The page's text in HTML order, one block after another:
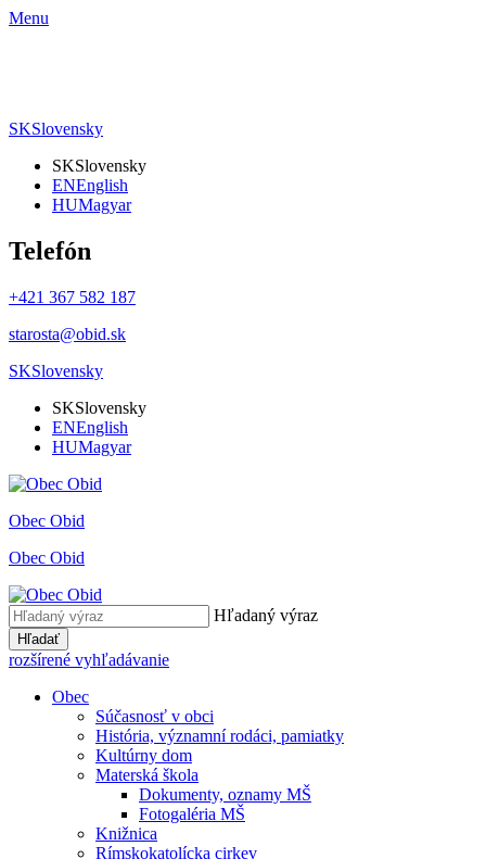
Menu
SKSlovensky
SKSlovensky
ENEnglish
HUMagyar
Telefón
+421 367 582 187
starosta@obid.sk
SKSlovensky
SKSlovensky
ENEnglish
HUMagyar
Obec Obid
Obec Obid
Hľadaný výraz
Hľadať
rozšírené vyhľadávanie
Obec
Súčasnosť v obci
História, významní rodáci, pamiatky
Kultúrny dom
Materská škola
Dokumenty, oznamy MŠ
Fotogaléria MŠ
Knižnica
Rímskokatolícka cirkev